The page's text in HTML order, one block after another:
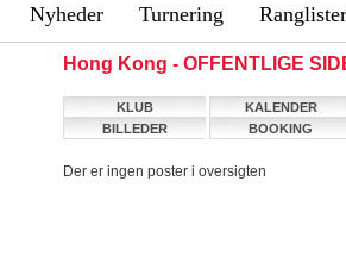
Nyheder Turnering Ranglister
Hong Kong - OFFENTLIGE
KLUB KALENDER
BILLEDER
BOOKING
Der er ingen poster i oversigten